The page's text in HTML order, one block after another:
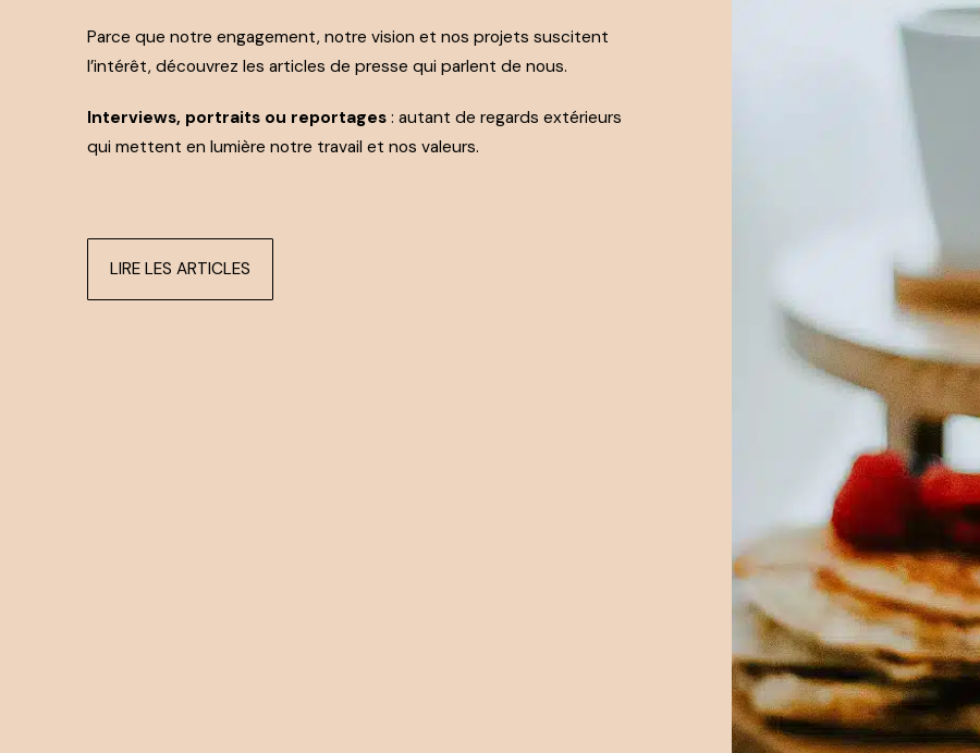
Parce que notre engagement, notre vision et nos projets suscitent
l’intérêt, découvrez les articles de presse qui parlent de nous.
Interviews, portraits ou reportages : autant de regards extérieurs
qui mettent en lumière notre travail et nos valeurs.
LIRE LES ARTICLES